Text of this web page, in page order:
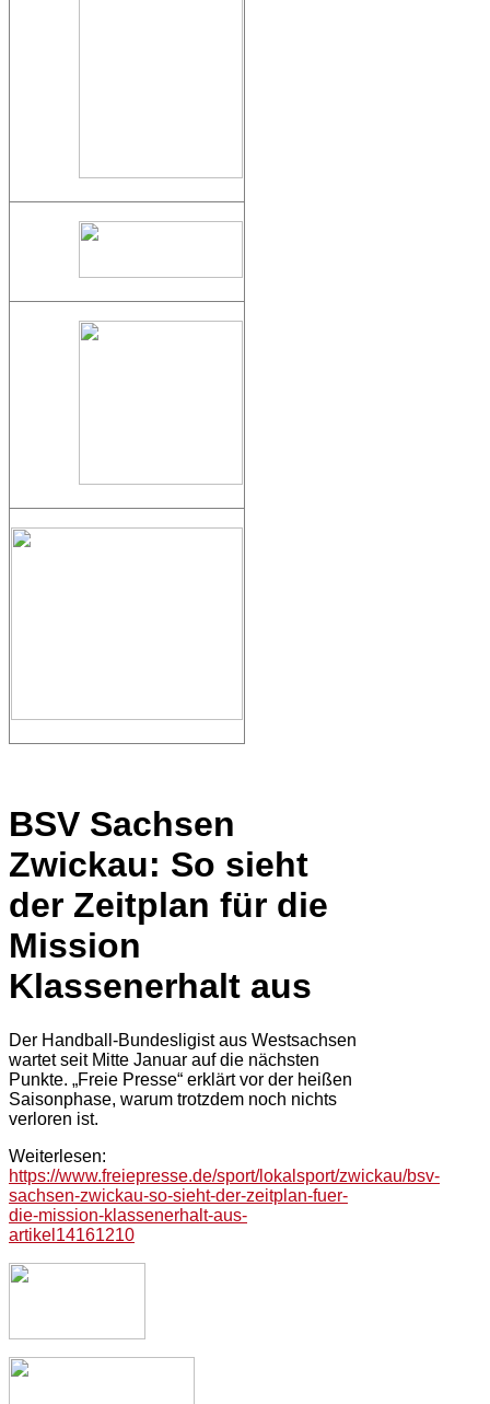
BSV Sachsen
Zwickau: So sieht
der Zeitplan für die
Mission
Klassenerhalt aus
Der Handball-Bundesligist aus Westsachsen
wartet seit Mitte Januar auf die nächsten
Punkte. „Freie Presse“ erklärt vor der heißen
Saisonphase, warum trotzdem noch nichts
verloren ist.
Weiterlesen:
https://www.freiepresse.de/sport/lokalsport/zwickau/bsv-
sachsen-zwickau-so-sieht-der-zeitplan-fuer-
die-mission-klassenerhalt-aus-
artikel14161210